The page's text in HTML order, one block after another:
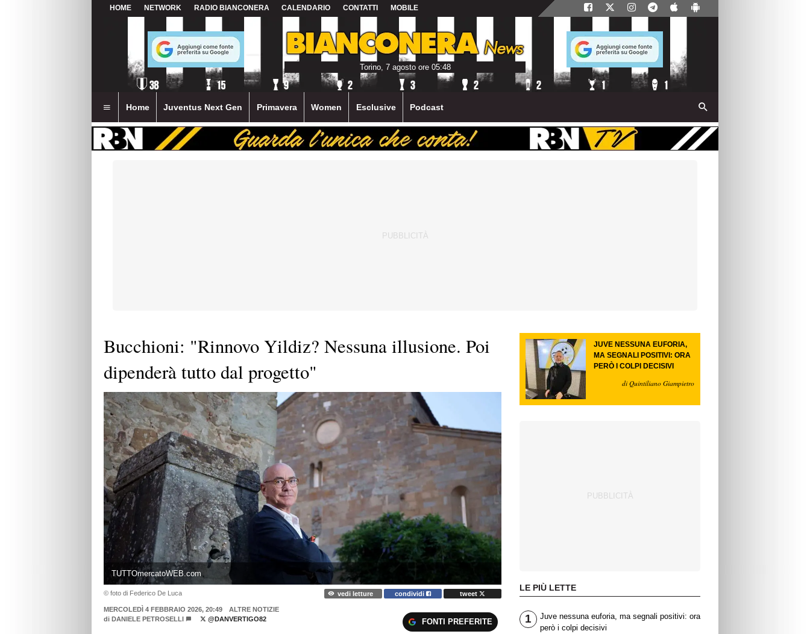
HOME NETWORK RADIO BIANCONERA CALENDARIO CONTATTI MOBILE
Torino, 7 agosto ore 05:48
Home Juventus Next Gen Primavera Women Esclusive Podcast
Bucchioni: "Rinnovo Yildiz? Nessuna illusione. Poi
dipenderà tutto dal progetto"
TUTTOmercatoWEB.com
© foto di Federico De Luca vedi letture condividi tweet
MERCOLEDÌ 4 FEBBRAIO 2026, 20:49
ALTRE NOTIZIE
di DANIELE PETROSELLI @DANVERTIGO82 FONTI PREFERITE
JUVE NESSUNA EUFORIA,
MA SEGNALI POSITIVI: ORA
PERÒ I COLPI DECISIVI
di Quintiliano Giampietro
LE PIÙ LETTE
1
Juve nessuna euforia, ma segnali positivi: ora
però i colpi decisivi